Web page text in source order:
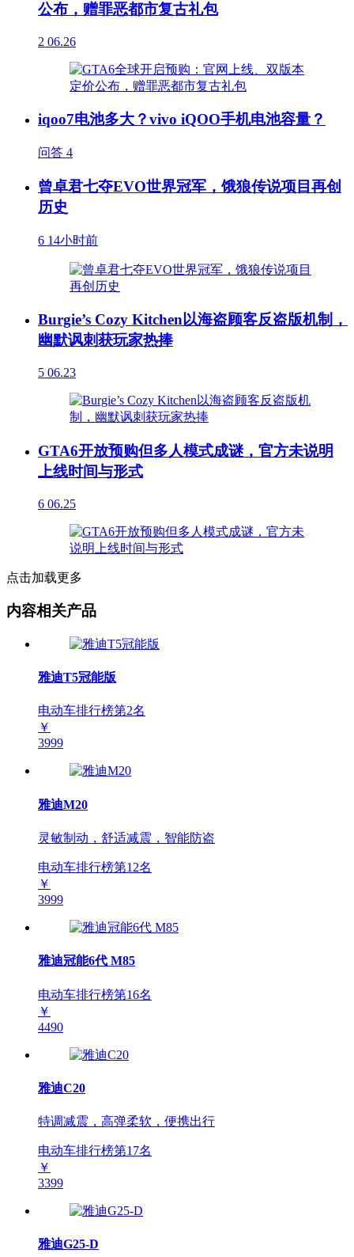
公布，赠罪恶都市复古礼包
2 06.26
iqoo7电池多大？vivo iQOO手机电池容量？
问答 4
曾卓君七夺EVO世界冠军，饿狼传说项目再创
历史
6 14小时前
Burgie’s Cozy Kitchen以海盗顾客反盗版机制，
幽默讽刺获玩家热捧
5 06.23
GTA6开放预购但多人模式成谜，官方未说明
上线时间与形式
6 06.25
点击加载更多
内容相关产品
雅迪T5冠能版
电动车排行榜第2名
￥
3999
雅迪M20
灵敏制动，舒适减震，智能防盗
电动车排行榜第12名
￥
3999
雅迪冠能6代 M85
电动车排行榜第16名
￥
4490
雅迪C20
特调减震，高弹柔软，便携出行
电动车排行榜第17名
￥
3399
雅迪G25-D